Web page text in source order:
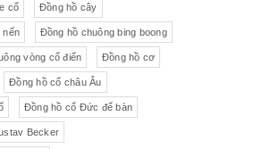
cổ Đồng hồ cây
nến Đồng hồ chuông bing boong
vòng cổ điển Đồng hồ cơ
Đồng hồ cổ châu Âu
Đồng hồ cổ Đức để bàn
Becker